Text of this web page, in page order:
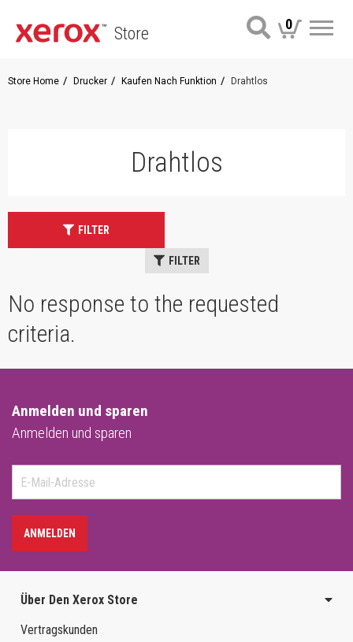
Store 0
Store Home Drucker Kaufen Nach Funktion Drahtlos
Drahtlos
FILTER
FILTER
No response to the requested
criteria.
Anmelden und sparen
Anmelden und sparen
ANMELDEN
Über Den Xerox Store
Vertragskunden